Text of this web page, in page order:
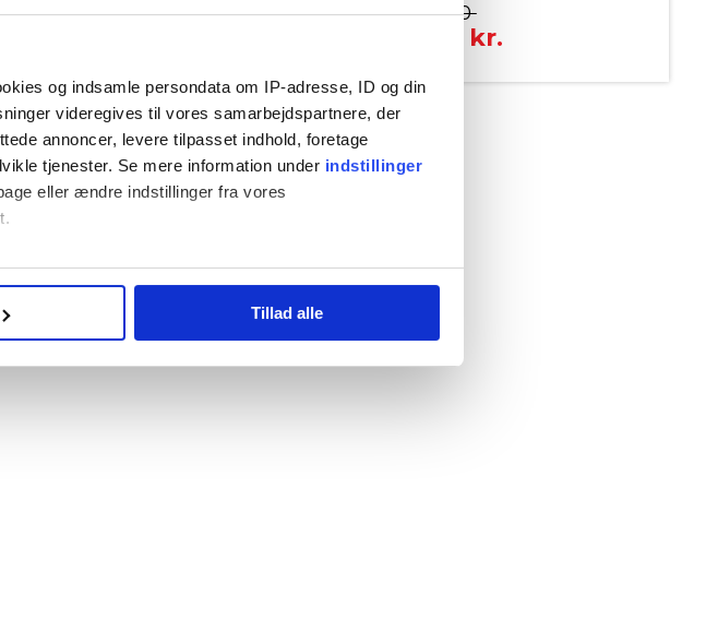
og indsamle persondata om IP-adresse, ID og din
videregives til vores samarbejdspartnere, der
annoncer, levere tilpasset indhold, foretage
tjenester. Se mere information under indstillinger
eller ændre indstillinger fra vores
(fingerprinting)
mulige oplevelse med fitnessshoppen.dk.
os med at forstå, hvordan du bruger siden, så vi kan
Klik på “Tillad alle” for at fortsætte som angivet,
Tillad alle
399,00
kr.